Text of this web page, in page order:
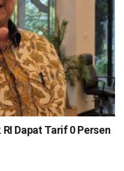
Dapat Tarif 0 Persen